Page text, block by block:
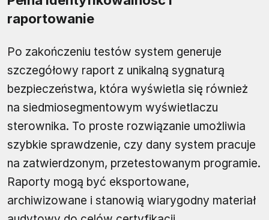
raportowanie
Po zakończeniu testów system generuje
szczegółowy raport z unikalną sygnaturą
bezpieczeństwa, która wyświetla się również
na siedmiosegmentowym wyświetlaczu
sterownika. To proste rozwiązanie umożliwia
szybkie sprawdzenie, czy dany system pracuje
na zatwierdzonym, przetestowanym programie.
Raporty mogą być eksportowane,
archiwizowane i stanowią wiarygodny materiał